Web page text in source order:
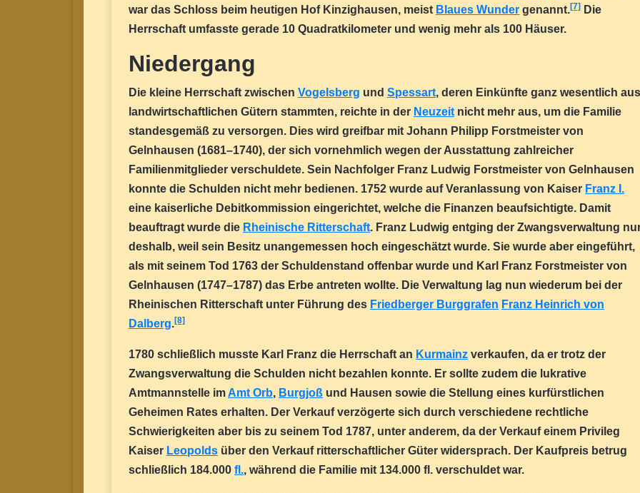
war das Schloss beim heutigen Hof Kinzighausen, meist Blaues Wunder genannt.[7]
Die
Herrschaft umfasste gerade 10 Quadratkilometer und wenig mehr als 100 Häuser.
Niedergang
Die kleine Herrschaft zwischen Vogelsberg und Spessart, deren Einkünfte ganz wesentlich aus
landwirtschaftlichen Gütern stammten, reichte in der Neuzeit nicht mehr aus, um die Familie
standesgemäß zu versorgen. Dies wird greifbar mit Johann Philipp Forstmeister von
Gelnhausen (1681–1740), der sich vornehmlich wegen der Ausstattung zahlreicher
Familienmitglieder verschuldete. Sein Nachfolger Franz Ludwig Forstmeister von Gelnhausen
konnte die Schulden nicht mehr bedienen. 1752 wurde auf Veranlassung von Kaiser Franz I.
eine kaiserliche Debitkommission eingerichtet, welche die Finanzen beaufsichtigte. Damit
beauftragt wurde die Rheinische Ritterschaft. Franz Ludwig entging der Zwangsverwaltung
deshalb, weil sein Besitz unangemessen hoch eingeschätzt wurde. Sie wurde aber eingeführt,
als mit seinem Tod 1763 der Schuldenstand offenbar wurde und Karl Franz Forstmeister von
Gelnhausen (1747–1787) das Erbe antreten wollte. Die Verwaltung lag nun wiederum bei der
Rheinischen Ritterschaft unter Führung des Friedberger Burggrafen Franz Heinrich von
Dalberg.[8]
1780 schließlich musste Karl Franz die Herrschaft an Kurmainz verkaufen, da er trotz der
Zwangsverwaltung die Schulden nicht bezahlen konnte. Er sollte zudem die lukrative
Amtmannstelle imAmt Orb, Burgjoß und Hausen sowie die Stellung eines kurfürstlichen
Geheimen Rates erhalten. Der Verkauf verzögerte sich durch verschiedene rechtliche
Schwierigkeiten aber bis zu seinem Tod 1787, unter anderem, da der Verkauf einem Privileg
Kaiser Leopolds über den Verkauf ritterschaftlicher Güter widersprach. Der Kaufpreis betrug
schließlich 184.000 fl., während die Familie mit 134.000 fl. verschuldet war.